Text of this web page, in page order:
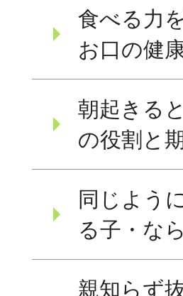
食べる力
お口の健
朝起きる
の役割と
同じよう
る子・な
親知らず